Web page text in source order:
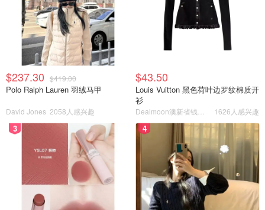
$237.30 $419.00
Polo Ralph Lauren 羽绒马甲
David Jones 2058人感兴趣
$43.50
Louis Vuitton 黑色荷叶边罗纹棉质开
衫
1626人感兴趣
3 4